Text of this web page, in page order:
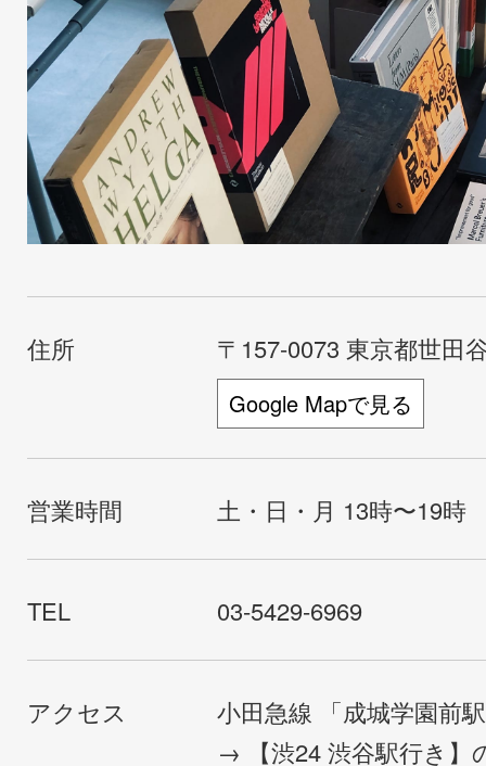
住所 〒157-0073 東京都世田
Google Mapで見る
営業時間 土・日・月 13時〜19時
TEL 03-5429-6969
アクセス
小田急線 「成城学園前
→ 【渋24 渋谷駅行き】